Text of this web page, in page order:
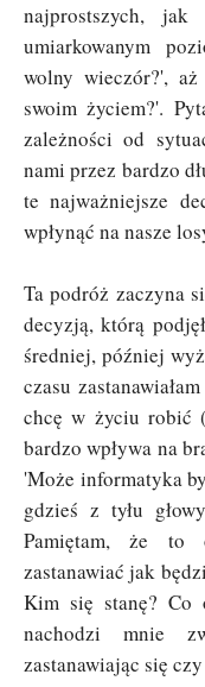
najprostszych,
umiarkowanym
wolny wieczór?',
swoim życiem?'.
zależności od
nami przez bardzo
te najważniejsze
wpłynąć na nasze
Ta podróż zaczyna
decyzją, którą
średniej, później
czasu
chcę w życiu robić
bardzo wpływa na
'Może informatyka
gdzieś z tyłu
Pamiętam, że to
zastanawiać jak
Kim się stanę? Co
nachodzi mnie
zastanawiając się